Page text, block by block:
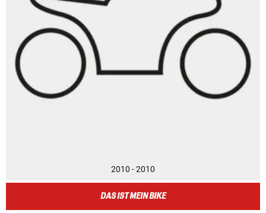
2010 - 2010
DAS IST MEIN BIKE